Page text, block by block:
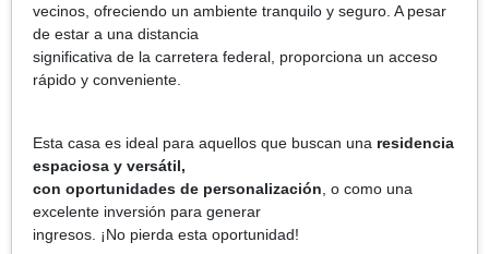
vecinos, ofreciendo un ambiente tranquilo y seguro. A pesar
de estar a una distancia
significativa de la carretera federal, proporciona un acceso
rápido y conveniente.
Esta casa es ideal para aquellos que buscan una residencia
espaciosa y versátil,
con oportunidades de personalización , o como una
excelente inversión para generar
ingresos. ¡No pierda esta oportunidad!